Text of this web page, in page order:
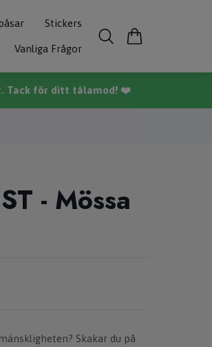
Stickers
Vanliga Frågor
Tack för ditt tålamod! ❤️
- Mössa
Skakar du på